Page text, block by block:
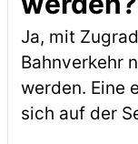
Ja, mit
Bahnverkehr
werden. Eine
sich auf der